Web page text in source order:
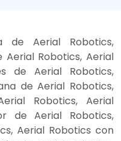
de Aerial Robotics,
Robotics, Aerial
de Aerial Robotics,
de Aerial Robotics,
Robotics, Aerial
de Aerial Robotics,
Aerial Robotics con